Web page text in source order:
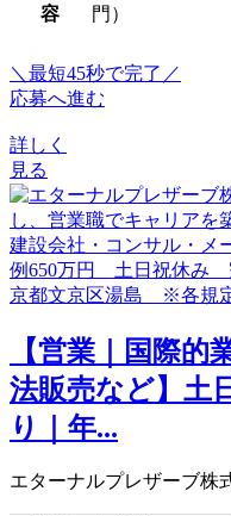
容
門）
＼最短45秒で完了／
応募へ進む
詳しく
見る
【営業｜国際的
法販売など】土
り｜年...
エターナルプレザーブ株